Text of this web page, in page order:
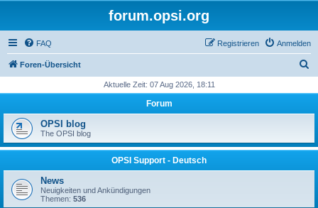
forum.opsi.org
FAQ Anmelden
Registrieren
Foren-Übersicht
h
Aktuelle Zeit: 07 Aug 2026, 18:11
Forum
OPSI blog
The OPSI blog
OPSI Support - Deutsch
News
Neuigkeiten und Ankündigungen
Themen: 536